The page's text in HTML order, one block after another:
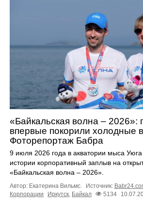
«Байкальская волна – 2026»:
впервые покорили холодные
Фоторепортаж Бабра
9 июля 2026 года в акватории мыса
истории корпоративный заплыв на
«Байкальская волна – 2026».
Автор: Екатерина Вильмс. Источник:
Корпорации
Иркутск, Байкал 5134